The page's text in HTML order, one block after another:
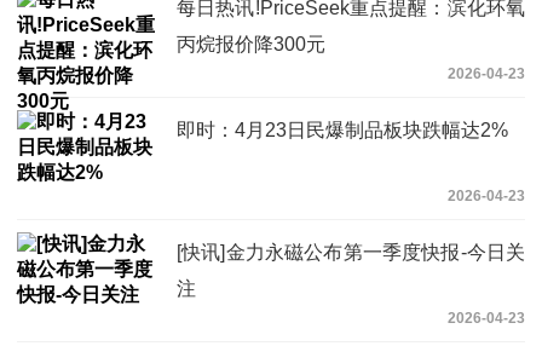
每日热讯!PriceSeek重点提醒：滨化环氧
丙烷报价降300元
2026-04-23
即时：4月23日民爆制品板块跌幅达2%
2026-04-23
[快讯]金力永磁公布第一季度快报-今日关
注
2026-04-23